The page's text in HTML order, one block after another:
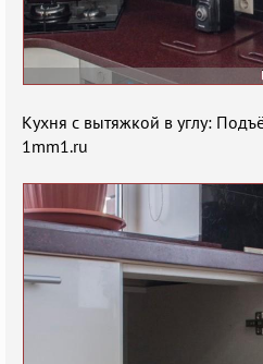
Кухня с вытяжкой в углу:
1mm1.ru